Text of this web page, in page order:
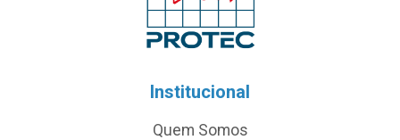
Institucional
Quem Somos